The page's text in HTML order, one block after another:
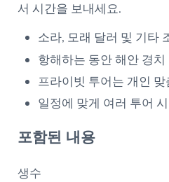
서 시간을 보내세요.
소라, 모래 달러 및 기타
항해하는 동안 해안 경치
프라이빗 투어는 개인
일정에 맞게 여러 투어
포함된 내용
생수